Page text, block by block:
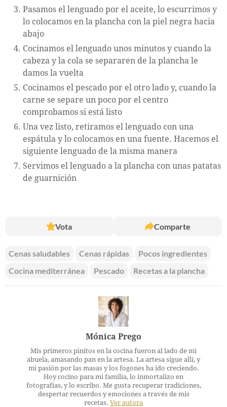
Pasamos el lenguado por el aceite, lo escurrimos y
lo colocamos en la plancha con la piel negra hacia
abajo
Cocinamos el lenguado unos minutos y cuando la
cabeza y la cola se separaren de la plancha le
damos la vuelta
Cocinamos el pescado por el otro lado y, cuando la
carne se separe un poco por el centro
comprobamos si está listo
Una vez listo, retiramos el lenguado con una
espátula y lo colocamos en una fuente. Hacemos el
siguiente lenguado de la misma manera
Servimos el lenguado a la plancha con unas patatas
de guarnición
Vota Comparte
Cenas saludables Cenas rápidas
Pocos ingredientes
Cocina mediterránea
Pescado Recetas a la plancha
Mónica Prego
Mis primeros pinitos en la cocina fueron al lado de mi
abuela, amasando pan en la artesa. La artesa sigue allí, y
mi pasión por las masas y los fogones ha ido creciendo.
Hoy cocino para mi familia, lo inmortalizo en
fotografías, y lo escribo. Me gusta recuperar tradiciones,
despertar recuerdos y emociones a través de mis
recetas. Ver autora